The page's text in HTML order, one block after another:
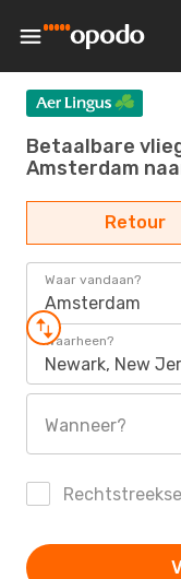
Betaalbare
Amsterdam
Retour
Waar vandaan?
Amsterdam
Waarheen?
Newark, New
Wanneer?